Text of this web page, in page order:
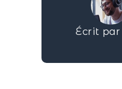
Écrit par